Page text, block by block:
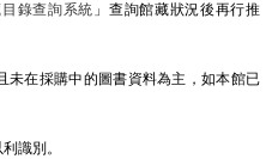
錄查詢系統 」查詢館藏狀況後再行推
未在採購中的圖書資料為主，如本館已
識別。